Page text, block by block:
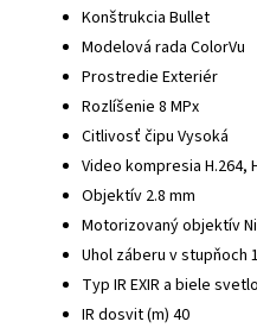
Konštrukcia Bullet
Modelová rada ColorVu
Prostredie Exteriér
Rozlíšenie 8 MPx
Citlivosť čipu Vysoká
Video kompresia H.264,
Objektív 2.8 mm
Motorizovaný objektív
Uhol záberu v stupňoch
Typ IR EXIR a biele svetlo
IR dosvit (m) 40